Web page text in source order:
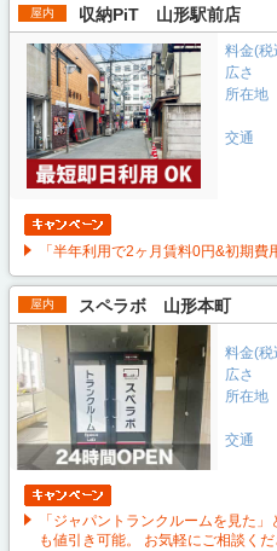
屋内 収納PiT 山形駅前店
料金(税
広さ
所在地
交通
「半年利用で2ヶ月賃料0円&初期費
屋内 スペラボ 山形本町
料金(税
広さ
所在地
交通
「ジャパントランクルームを見た
も値引き可能。 お気軽にご相談くだ